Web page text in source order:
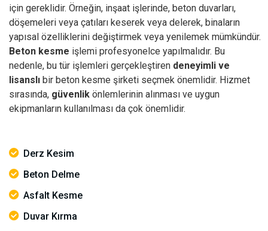
için gereklidir. Örneğin, inşaat işlerinde, beton duvarları,
döşemeleri veya çatıları keserek veya delerek, binaların
yapısal özelliklerini değiştirmek veya yenilemek mümkündür.
Beton kesme işlemi profesyonelce yapılmalıdır. Bu
nedenle, bu tür işlemleri gerçekleştiren deneyimli ve
lisanslı bir beton kesme şirketi seçmek önemlidir. Hizmet
sırasında, güvenlik önlemlerinin alınması ve uygun
ekipmanların kullanılması da çok önemlidir.
Derz Kesim
Beton Delme
Asfalt Kesme
Duvar Kırma